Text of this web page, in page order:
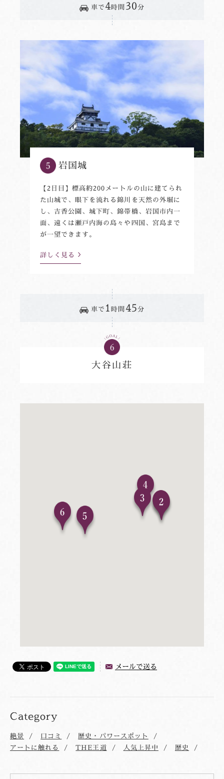
車で4時間30分
岩国城
【2日目】標高約200メートルの山に建てられ
た山城で、眼下を流れる錦川を天然の外堀に
し、吉香公園、城下町、錦帯橋、岩国市内一
面、遠くは瀬戸内海の島々や四国、宮島まで
が一望できます。
詳しく見る
車で 1時間45分
大谷山荘
メールで送る
Category
絶景 口コミ
歴史・パワースポット
アートに触れる
THE王道 人気上昇中 歴史